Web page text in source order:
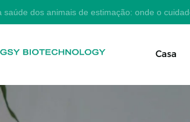
saúde dos animais de estimação: onde o
Casa